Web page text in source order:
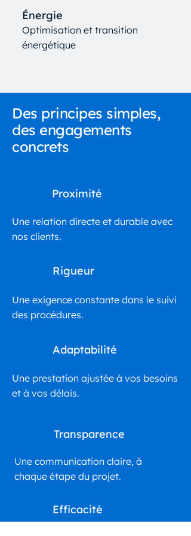
Énergie
Optimisation et transition
énergétique
Des principes simples,
des engagements
concrets
Proximité
Une relation directe et durable avec
nos clients.
Rigueur
Une exigence constante dans le suivi
des procédures.
Adaptabilité
Une prestation ajustée à vos besoins
et à vos délais.
Transparence
Une communication claire, à
chaque étape du projet.
Efficacité